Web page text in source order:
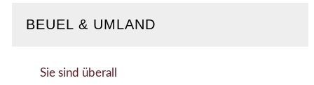
BEUEL & UMLAND
Sie sind überall